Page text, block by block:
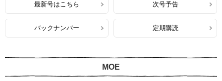
最新号はこちら 次号予告
バックナンバー 定期購読
MOE